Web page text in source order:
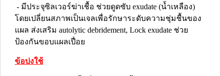
- มีประจุซิลเวอร์ฆ่าเชื้อ ช่วยดูดซับ exudate (น้ำเหลือง)
โดยเปลี่ยนสภาพเป็นเจลเพื่อรักษาระดับความชุ่มชื้นของ
แผล ส่งเสริม autolytic debridement, Lock exudate ช่วย
ป้องกันขอบแผลเปื่อย
ข้อบ่งใช้